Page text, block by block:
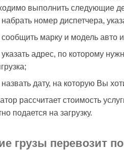
выполнить следующие
набрать номер диспетчера,
сообщить марку и модель авто
указать адрес, по которому
назвать дату, на которую Вы
рассчитает стоимость
подается на загрузку.
грузы перевозит